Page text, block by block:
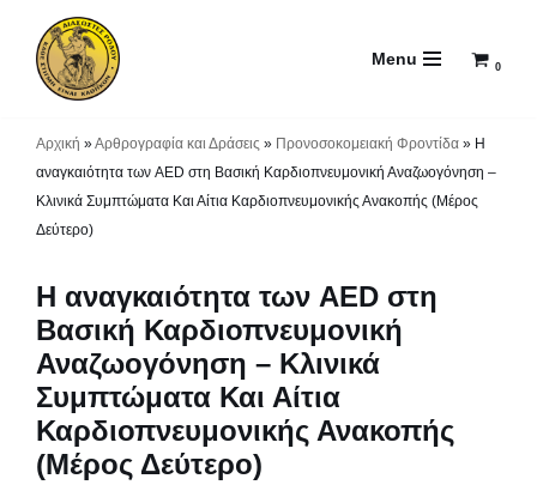
Μεταπηδήστε
Menu 0
Αρχική »Αρθρογραφία και Δράσεις » Προνοσοκομειακή Φροντίδα » Η
αναγκαιότητα των AED στη Βασική Καρδιοπνευμονική Αναζωογόνηση –
Κλινικά Συμπτώματα Και Αίτια Καρδιοπνευμονικής Ανακοπής (Μέρος
Δεύτερο)
Η αναγκαιότητα των AED στη
Βασική Καρδιοπνευμονική
Αναζωογόνηση – Κλινικά
Συμπτώματα Και Αίτια
Καρδιοπνευμονικής Ανακοπής
(Μέρος Δεύτερο)